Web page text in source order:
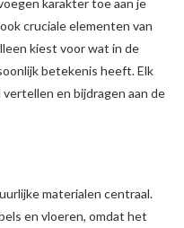
karakter toe aan je
cruciale elementen van
kiest voor wat in de
betekenis heeft. Elk
en bijdragen aan de
materialen centraal.
en vloeren, omdat het